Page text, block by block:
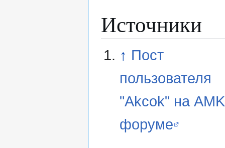
Источники
↑ Пост
пользователя
"Akcok" на AMK
форуме